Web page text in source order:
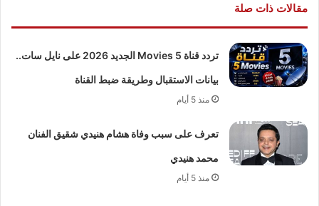
مقالات ذات صلة
تردد قناة 5 Movies الجديد 2026 على نايل سات..
بيانات الاستقبال وطريقة ضبط القناة
منذ 5 أيام
تعرف على سبب وفاة هشام هنيدي شقيق الفنان
محمد هنيدي
منذ 5 أيام